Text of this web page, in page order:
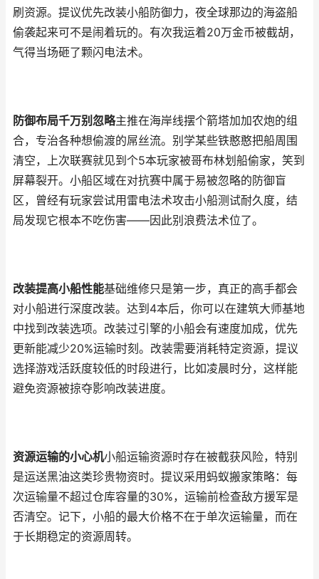
刷资源。提议优先改装小船防御力，夜全球那边的海盗船
偷袭起来可不是闹着玩的。有次我运着20万金币被截胡，
气得当场砸了颗闪电法术。
防御布局千万别忽略主推在海岸线摆个箭塔加加农炮的组
合，专治各种想偷渡的屌丝流。别学某些铁憨憨把船周围
清空，上次联赛就见到个5本玩家被哥布林划船偷家，笑到
屏幕裂开。小船区域在对抗赛中属于易被忽略的防御盲
区，曾经有玩家尝试用雷电法术攻击小船测试耐久度，结
局发现它根本不吃伤害——因此别浪费法术位了。
改装提高小船性能基础维修只是第一步，真正的高手都会
对小船进行深度改装。达到4本后，你可以在建筑大师基地
中找到改装选项。改装过引擎的小船会有速度加成，优先
更新能减少20%运输时刻。改装需要消耗特定资源，提议
选择游戏活跃度较低的时段进行，比如凌晨时分，这样能
避免资源被掠夺影响改装进度。
资源运输的小心机小船运输资源时存在被截获风险，特别
是运送黑油这类珍贵物资时。提议采用蚂蚁搬家策略：每
次运输量不超过仓库容量的30%，运输前检查敌方援军是
否清空。记下，小船的最大价格不在于单次运输量，而在
于长期稳定的资源周转。